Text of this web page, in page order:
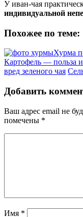
У иван-чая
индивидуальной
Похожее по теме:
Хурма
Картофель — польза
вред зеленого чая
Добавить
Ваш адрес email не
помечены *
Имя *